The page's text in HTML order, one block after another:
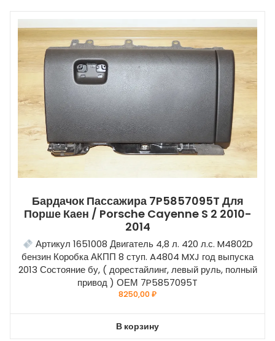
Бардачок Пассажира 7P5857095T Для
Порше Каен / Porsche Cayenne S 2 2010-
2014
Артикул 1651008 Двигатель 4,8 л. 420 л.с. M4802D
бензин Коробка АКПП 8 ступ. A4804 MXJ год выпуска
2013 Состояние бу, ( дорестайлинг, левый руль, полный
привод ) ОЕМ 7P5857095T
8250,00₽
В корзину